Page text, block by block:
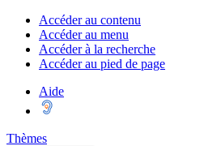
Accéder au contenu
Accéder au menu
Accéder à la recherche
Accéder au pied de page
Aide
Thèmes